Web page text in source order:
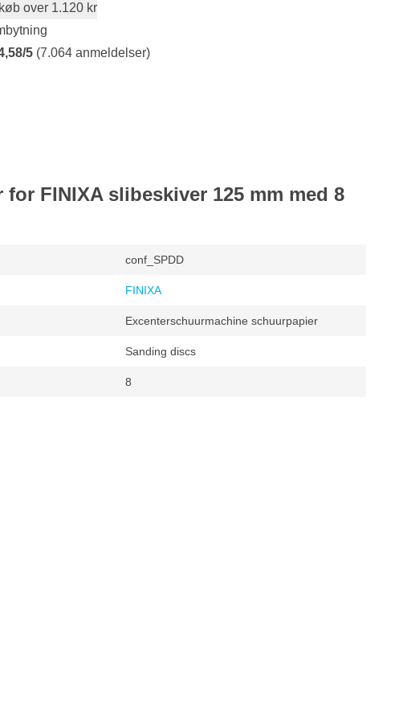
over 1.120 kr
5 (7.064 anmeldelser)
FINIXA slibeskiver 125 mm med 8
conf_SPDD
FINIXA
Excenterschuurmachine schuurpapier
Sanding discs
8